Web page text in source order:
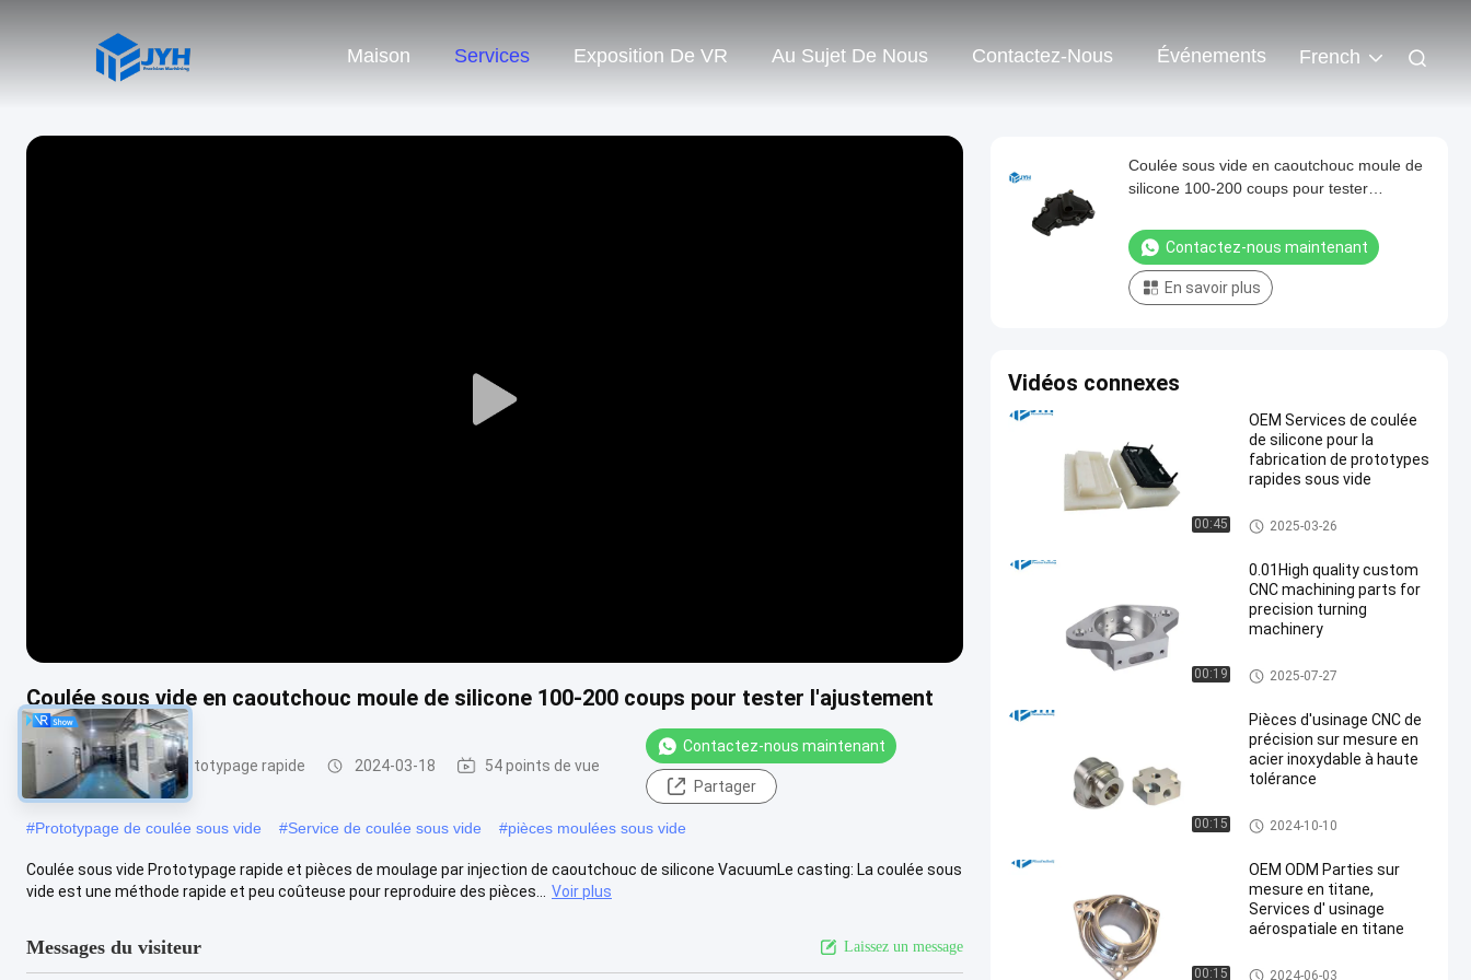
Maison Services Exposition De VR Au Sujet De Nous Contactez-Nous Événements French
Play
Coulée sous vide en caoutchouc moule de silicone 100-200 coups pour tester l'ajustement
Coulée sous vide Prototypage rapide 2024-03-18 54 points de vue
Contactez-nous maintenant
Partager
#Prototypage de coulée sous vide #Service de coulée sous vide #pièces moulées sous vide
Coulée sous vide Prototypage rapide et pièces de moulage par injection de caoutchouc de silicone VacuumLe casting: La coulée sous
vide est une méthode rapide et peu coûteuse pour reproduire des pièces...
Voir plus
Messages du visiteur Laissez un message
Coulée sous vide en caoutchouc moule de
silicone 100-200 coups pour tester
Contactez-nous maintenant
En savoir plus
Vidéos connexes
00:45
OEM Services de coulée
de silicone pour la
fabrication de prototypes
rapides sous vide
Coulée sous vide Prototypage
rapide
2025-03-26
00:19
0.01High quality custom
CNC machining parts for
precision turning
machinery
usinage de précision de comm
ande numérique par ordinateu
2025-07-27
00:15
Pièces d'usinage CNC de
précision sur mesure en
acier inoxydable à haute
tolérance
Services de usinage de comm
ande numérique par ordinateu
2024-10-10
00:15
OEM ODM Parties sur
mesure en titane,
Services d' usinage
aérospatiale en titane
usinage titanique de comman
2024-06-03